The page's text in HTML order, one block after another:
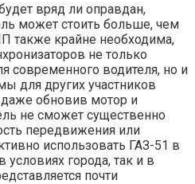
вряд ли оправдан,
может стоить больше, чем
также крайне необходима,
не только
современного водителя, но и
для других участников
обновив мотор и
не сможет существенно
передвижения или
использовать ГАЗ-51 в
города, так и в
почти